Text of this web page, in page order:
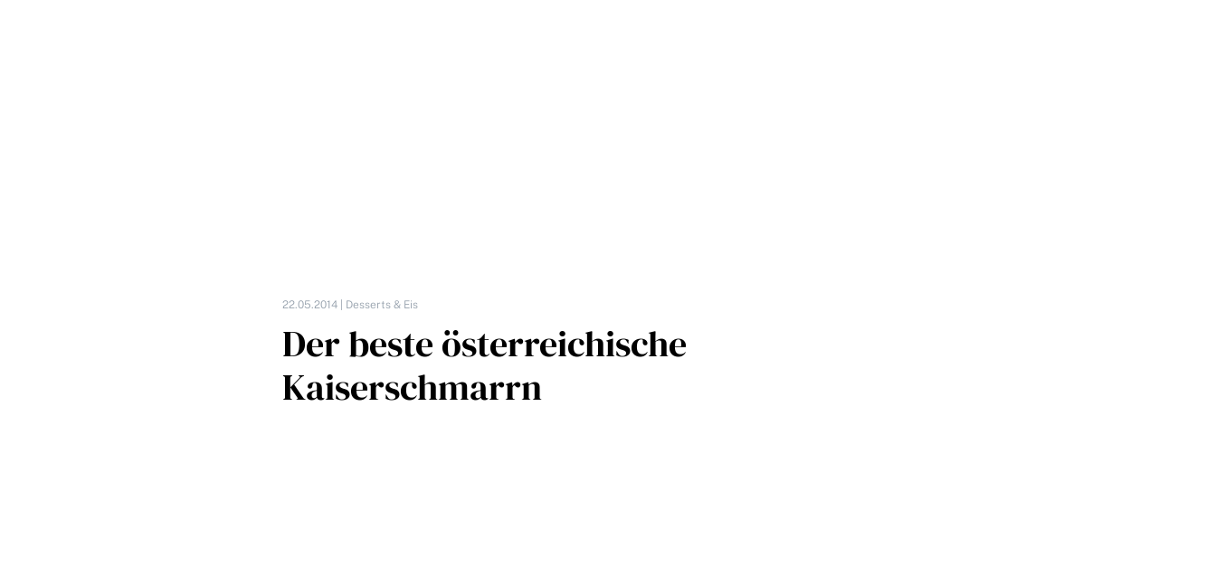
22.05.2014 | Desserts & Eis
Der beste österreichische
Kaiserschmarrn